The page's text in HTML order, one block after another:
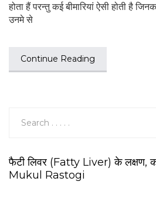
होता हैं परन्तु कई बीमारियां ऐसी होती है
उनमे से
Continue Reading
फैटी लिवर (Fatty Liver) के लक्षण,
Mukul Rastogi